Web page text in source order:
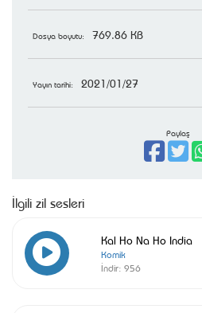
Dosya boyutu: 769.86 KB
Yayın tarihi: 2021/01/27
Paylaş
İlgili zil sesleri
Kal Ho Na Ho India
Komik
İndir: 956